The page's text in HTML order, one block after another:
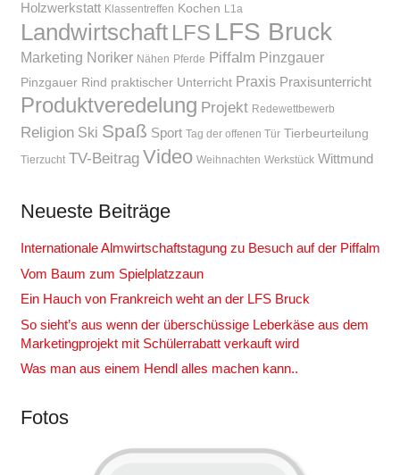
Holzwerkstatt Klassentreffen Kochen L1a
Landwirtschaft LFS LFS Bruck
Marketing Noriker Nähen Pferde Piffalm Pinzgauer
Pinzgauer Rind praktischer Unterricht Praxis Praxisunterricht
Produktveredelung Projekt Redewettbewerb
Religion Ski Spaß Sport Tag der offenen Tür Tierbeurteilung
Tierzucht TV-Beitrag Video Weihnachten Werkstück Wittmund
Neueste Beiträge
Internationale Almwirtschaftstagung zu Besuch auf der Piffalm
Vom Baum zum Spielplatzzaun
Ein Hauch von Frankreich weht an der LFS Bruck
So sieht’s aus wenn der überschüssige Leberkäse aus dem
Marketingprojekt mit Schülerrabatt verkauft wird
Was man aus einem Hendl alles machen kann..
Fotos